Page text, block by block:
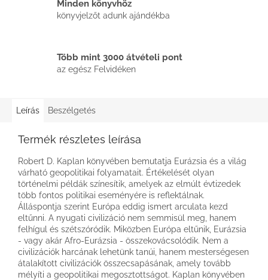
Minden könyvhöz
könyvjelzőt adunk ajándékba
Több mint 3000 átvételi pont
az egész Felvidéken
Leírás Beszélgetés
Termék részletes leírása
Robert D. Kaplan könyvében bemutatja Eurázsia és a világ
várható geopolitikai folyamatait. Értékelését olyan
történelmi példák színesítik, amelyek az elmúlt évtizedek
több fontos politikai eseményére is reflektálnak.
Álláspontja szerint Európa eddig ismert arculata kezd
eltűnni. A nyugati civilizáció nem semmisül meg, hanem
felhígul és szétszóródik. Miközben Európa eltűnik, Eurázsia
- vagy akár Afro-Eurázsia ­- összekovácsolódik. Nem a
civilizációk harcának lehetünk tanúi, hanem mesterségesen
átalakított civilizációk összecsapásának, amely tovább
mélyíti a geopolitikai megosztottságot. Kaplan könyvében